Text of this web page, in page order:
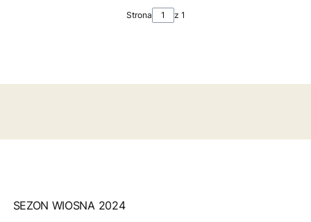
Strona z 1
SEZON WIOSNA 2024